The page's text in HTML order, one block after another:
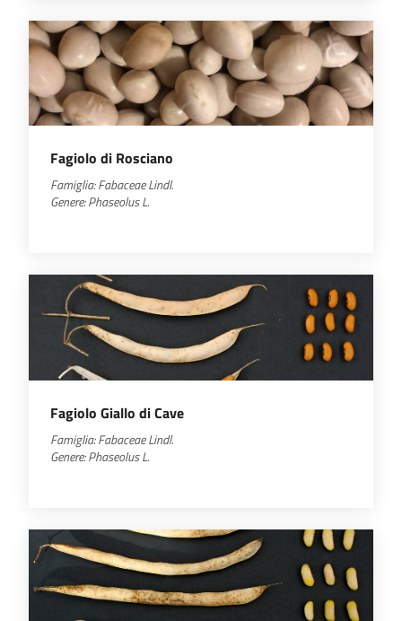
Fagiolo di Rosciano
Famiglia:FabaceaeLindl.
Genere:PhaseolusL.
Fagiolo Giallo di Cave
Famiglia:FabaceaeLindl.
Genere:PhaseolusL.